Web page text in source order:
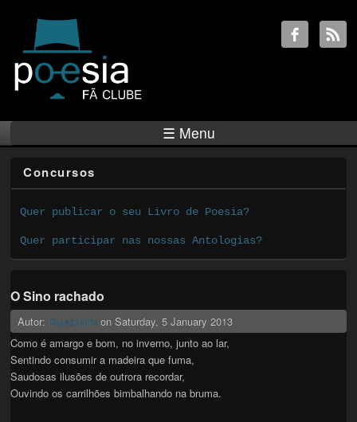
☰ Menu
Concursos
Quer publicar o seu Livro de Poesia?
Quer participar nas nossas Antologias?
O Sino rachado
Autor: Baudelaire on Saturday, 5 January 2013
Como é amargo e bom, no inverno, junto ao lar,
Sentindo consumir a madeira que fuma,
Saudosas ilusões de outrora recordar,
Ouvindo os carrilhões bimbalhando na bruma.